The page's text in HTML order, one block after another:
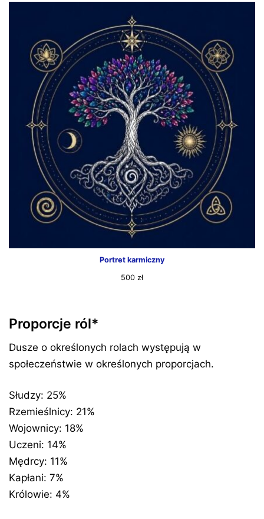
Portret karmiczny
500 zł
Proporcje ról*
Dusze o określonych rolach występują w
społeczeństwie w określonych proporcjach.
Słudzy: 25%
Rzemieślnicy: 21%
Wojownicy: 18%
Uczeni: 14%
Mędrcy: 11%
Kapłani: 7%
Królowie: 4%